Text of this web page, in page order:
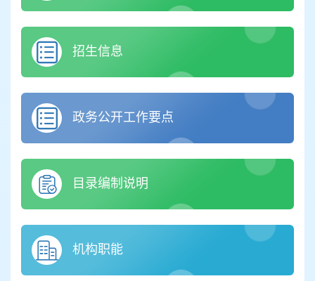
招生信息
政务公开工作要点
目录编制说明
机构职能